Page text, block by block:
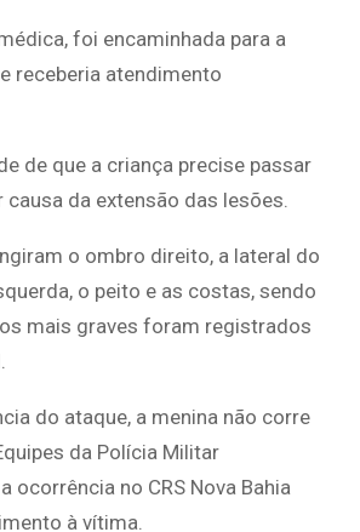
foi encaminhada para a
receberia atendimento
de que a criança precise passar
causa da extensão das lesões.
o ombro direito, a lateral do
o peito e as costas, sendo
mais graves foram registrados
do ataque, a menina não corre
da Polícia Militar
ocorrência no CRS Nova Bahia
à vítima.